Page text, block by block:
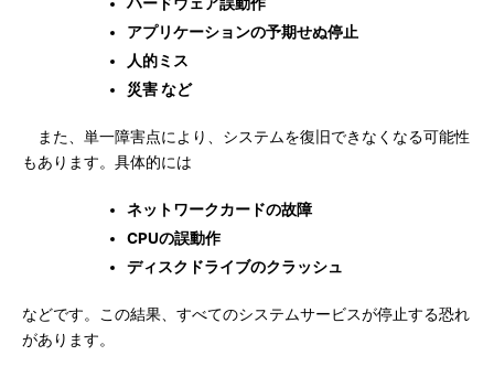
アプリケーションの予期せぬ停止
人的ミス
災害 など
また、単一障害点により、システムを復旧できなくなる可能性
もあります。具体的には
ネットワークカードの故障
CPUの誤動作
ディスクドライブのクラッシュ
などです。この結果、すべてのシステムサービスが停止する恐れ
があります。